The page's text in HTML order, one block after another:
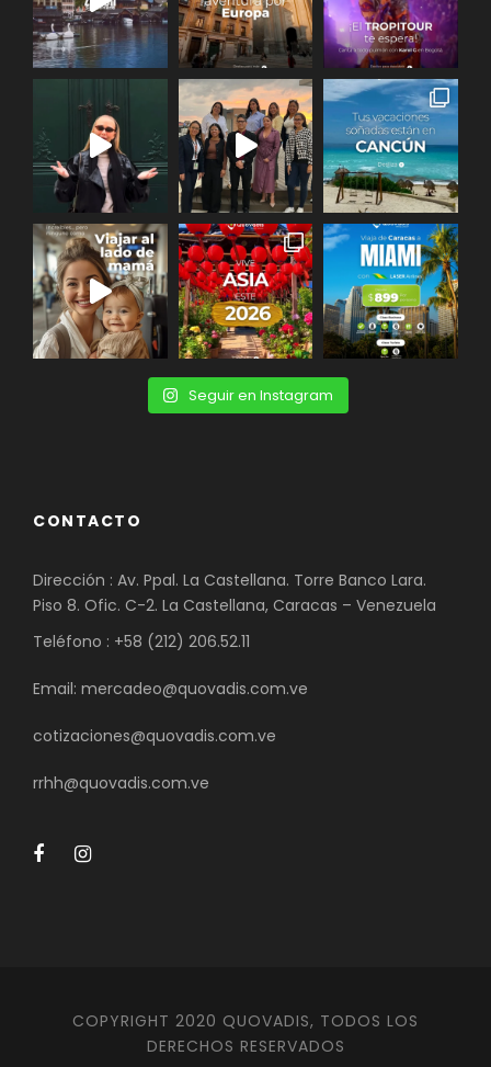
Seguir en Instagram
CONTACTO
Dirección : Av. Ppal. La Castellana. Torre Banco Lara.
Piso 8. Ofic. C-2. La Castellana, Caracas – Venezuela
Teléfono : +58 (212) 206.52.11
Email: mercadeo@quovadis.com.ve
cotizaciones@quovadis.com.ve
rrhh@quovadis.com.ve
COPYRIGHT 2020 QUOVADIS, TODOS LOS
DERECHOS RESERVADOS